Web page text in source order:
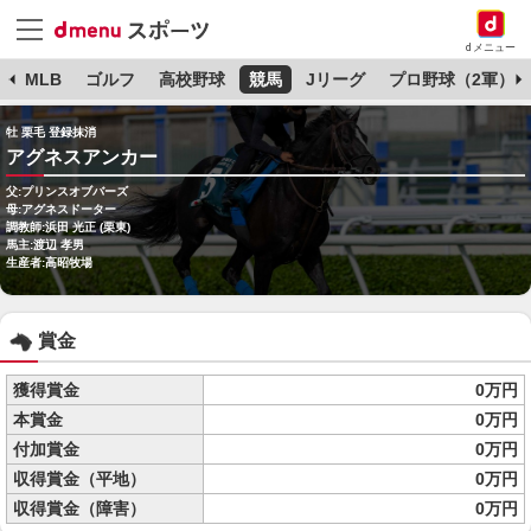
dメニュー
MLB ゴルフ 高校野球 競馬 Jリーグ プロ野球（2軍）
牡 栗毛 登録抹消
アグネスアンカー
父:プリンスオブバーズ
母:アグネスドーター
調教師:浜田 光正 (栗東)
馬主:渡辺 孝男
生産者:高昭牧場
賞金
獲得賞金
0万円
本賞金
0万円
付加賞金
0万円
収得賞金（平地）
0万円
収得賞金（障害）
0万円